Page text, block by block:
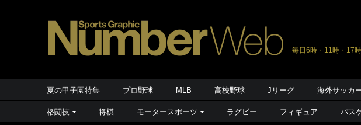
毎日6時・11時・17
夏の甲子園特集 プロ野球 MLB 高校野球 Jリーグ 海外サッカ
格闘技 将棋 モータースポーツ ラグビー フィギュア バス